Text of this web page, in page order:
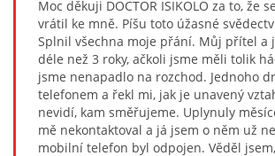
Moc děkuji DOCTOR ISIKOLO za to, že
vrátil ke mně. Píšu toto úžasné
Splnil všechna moje přání. Můj přítel a
déle než 3 roky, ačkoli jsme měli tolik
jsme nenapadlo na rozchod. Jednoho
telefonem a řekl mi, jak je unavený
nevidí, kam směřujeme. Uplynuly
mě nekontaktoval a já jsem o něm už
mobilní telefon byl odpojen. Věděl